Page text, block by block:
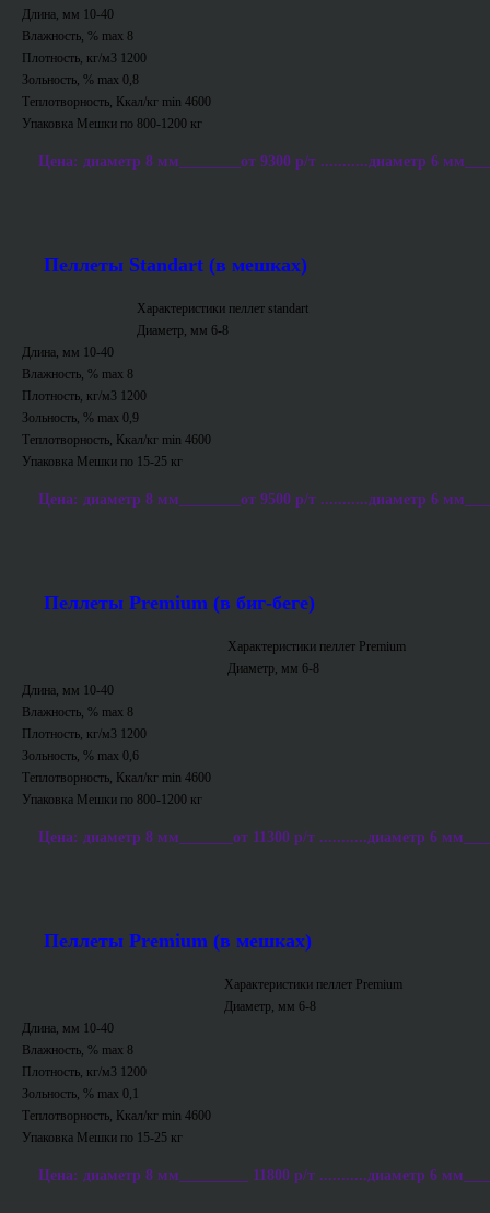
Длина, мм 10-40
Влажность, % max 8
Плотность, кг/м3 1200
Зольность, % max 0,8
Теплотворность, Ккал/кг min 4600
Упаковка Мешки по 800-1200 кг
Цена: диаметр 8 мм________от 9300 р/т ...........диаметр 6
Пеллеты Standart (в мешках)
Характеристики пеллет standart
Диаметр, мм 6-8
Длина, мм 10-40
Влажность, % max 8
Плотность, кг/м3 1200
Зольность, % max 0,9
Теплотворность, Ккал/кг min 4600
Упаковка Мешки по 15-25 кг
Цена: диаметр 8 мм________от 9500 р/т ...........диаметр 6
Пеллеты Premium (в биг-беге)
Характеристики пеллет Premium
Диаметр, мм 6-8
Длина, мм 10-40
Влажность, % max 8
Плотность, кг/м3 1200
Зольность, % max 0,6
Теплотворность, Ккал/кг min 4600
Упаковка Мешки по 800-1200 кг
Цена: диаметр 8 мм_______от 11300 р/т ...........диаметр 6
Пеллеты Premium (в мешках)
Характеристики пеллет Premium
Диаметр, мм 6-8
Длина, мм 10-40
Влажность, % max 8
Плотность, кг/м3 1200
Зольность, % max 0,1
Теплотворность, Ккал/кг min 4600
Упаковка Мешки по 15-25 кг
Цена: диаметр 8 мм_________ 11800 р/т ...........диаметр 6